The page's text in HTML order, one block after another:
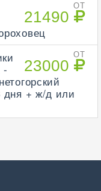
ОТ
21490
ОТ
23000
-
дня + ж/д или